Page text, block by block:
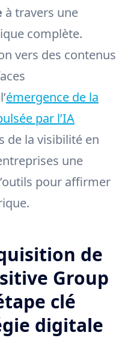
à travers une
complète.
vers des contenus
émergence de la
par l’IA
de la visibilité en
une
pour affirmer
de
Group
clé
digitale